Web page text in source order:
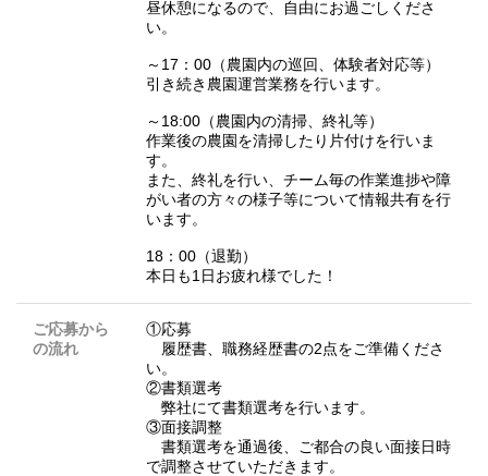
昼休憩になるので、自由にお過ごしくださ
い。
～17：00（農園内の巡回、体験者対応等）
引き続き農園運営業務を行います。
～18:00（農園内の清掃、終礼等）
作業後の農園を清掃したり片付けを行いま
す。
また、終礼を行い、チーム毎の作業進捗や障
がい者の方々の様子等について情報共有を行
います。
18：00（退勤）
本日も1日お疲れ様でした！
ご応募から
の流れ
①応募
履歴書、職務経歴書の2点をご準備くださ
い。
②書類選考
弊社にて書類選考を行います。
③面接調整
書類選考を通過後、ご都合の良い面接日時
で調整させていただきます。